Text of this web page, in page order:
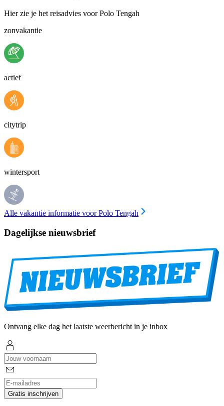
Hier zie je het reisadvies voor Polo Tengah
zonvakantie
actief
citytrip
wintersport
Alle vakantie informatie voor Polo Tengah
Dagelijkse nieuwsbrief
Ontvang elke dag het laatste weerbericht in je inbox
Gratis inschrijven